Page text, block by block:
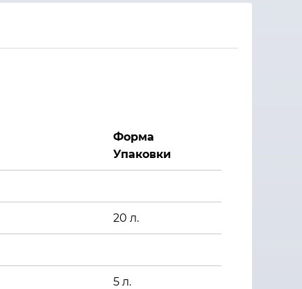
Форма
Упаковки
20 л.
5 л.